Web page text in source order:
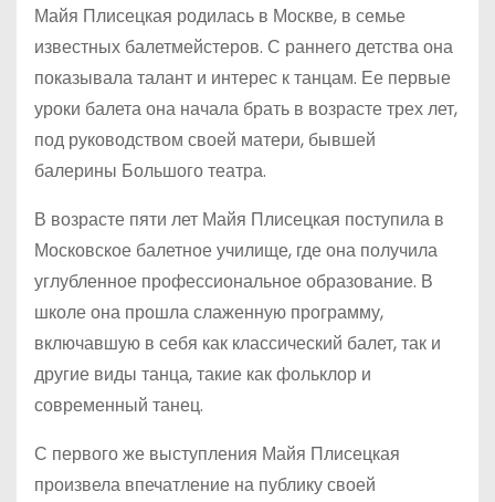
Майя Плисецкая родилась в Москве, в семье
известных балетмейстеров. С раннего детства она
показывала талант и интерес к танцам. Ее первые
уроки балета она начала брать в возрасте трех лет,
под руководством своей матери, бывшей
балерины Большого театра.
В возрасте пяти лет Майя Плисецкая поступила в
Московское балетное училище, где она получила
углубленное профессиональное образование. В
школе она прошла слаженную программу,
включавшую в себя как классический балет, так и
другие виды танца, такие как фольклор и
современный танец.
С первого же выступления Майя Плисецкая
произвела впечатление на публику своей